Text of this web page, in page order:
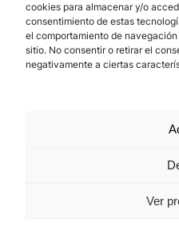
cookies para almacenar y/o
consentimiento de estas
el comportamiento de
sitio. No consentir o retirar el
negativamente a ciertas
Ver
Los Prados, 121 – 33203 Gijón
985 185 577 –